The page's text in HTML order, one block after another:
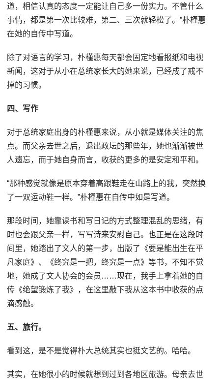
道，相信认真的态度一定能让自己多一份实力。不管什么
事情，都是第一次比较难，第二、三次就轻松了。”朴槿惠
在她的自传中写道。
除了对语言的学习，朴槿惠每天都会固定地看报纸和电视
新闻，这对于从小在总统家长大的她来说，已经成了戒不
掉的习惯。
四、写作
对于总统家庭出身的朴槿惠来说，从小就是媒体关注的焦
点。而父亲去世之后，退出政坛的那些年，她也渐渐被世
人遗忘，而于她自身而言，收获的更多的是安定和平和。
“那种感觉就像是原本穿着高跟鞋走在山路上的我，突然换
了一双运动鞋一样。”朴槿惠在自传中如是写道。
那段时间，她靠读书和写日记的方式整理混乱的思绪，有
时也会跟父亲一样，写写诗来安慰自己。也正是在这段时
间里，她踏出了文人的第一步，出版了《要是能出生在平
凡家庭》、《终究是一把，终究是一点》等书，不知不觉
地，她成了文人协会的会员……现在，我手上拿着她的自
传《绝望锻炼了我》，在这里敲下我从这本书中收获的点
滴感触。
五、旅行。
看到这，是不是觉得朴大总统其实也挺文艺的。哈哈。
其实，在她很小的时候就想到过到各地区旅游。母亲去世